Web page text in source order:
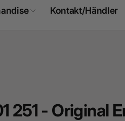
Kontakt/Händler
251 - Original